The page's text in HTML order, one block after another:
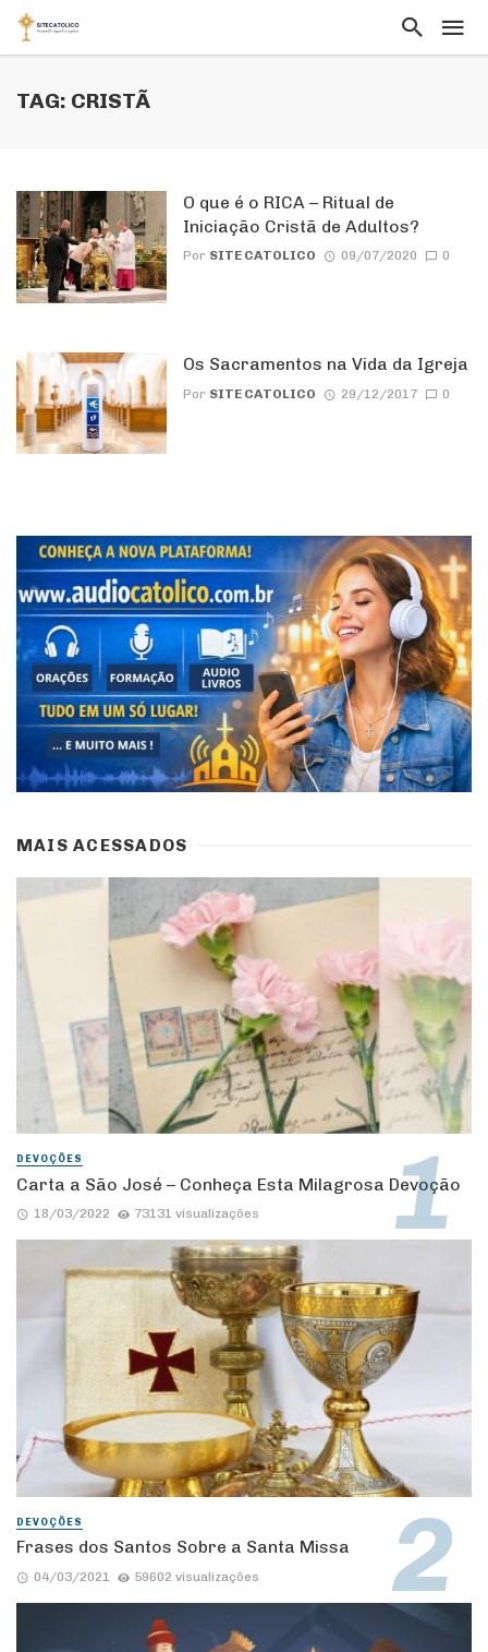
TAG: CRISTÃ
O que é o RICA – Ritual de
Iniciação Cristã de Adultos?
Por SITE CATOLICO 09/07/2020 0
Os Sacramentos na Vida da Igreja
Por SITE CATOLICO 29/12/2017 0
MAIS ACESSADOS
DEVOÇÕES
Carta a São José – Conheça Esta Milagrosa Devoção
18/03/2022 73131 visualizações
DEVOÇÕES
Frases dos Santos Sobre a Santa Missa
04/03/2021 59602 visualizações